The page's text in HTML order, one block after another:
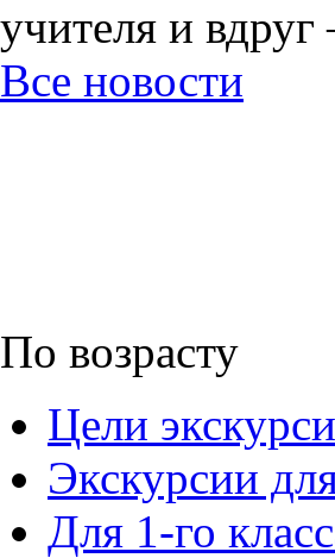
учителя и
Все новости
По возрасту
Цели
Экскурсии
Для 1-го